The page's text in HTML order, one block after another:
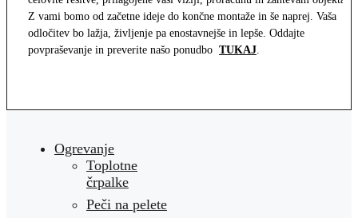
Z vami bomo od začetne ideje do končne montaže in še naprej. Vaša
odločitev bo lažja, življenje pa enostavnejše in lepše. Oddajte
povpraševanje in preverite našo ponudbo TUKAJ.
Ogrevanje
Toplotne
črpalke
Peči na pelete